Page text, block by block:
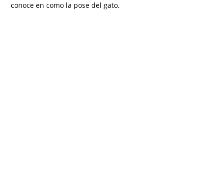
conoce en como la pose del gato.